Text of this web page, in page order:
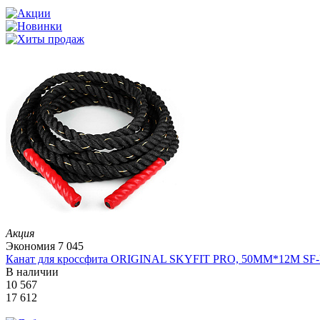
Акция
Экономия 7 045
Канат для кроссфита ORIGINAL SKYFIT PRO, 50MM*12M
В наличии
10 567
17 612